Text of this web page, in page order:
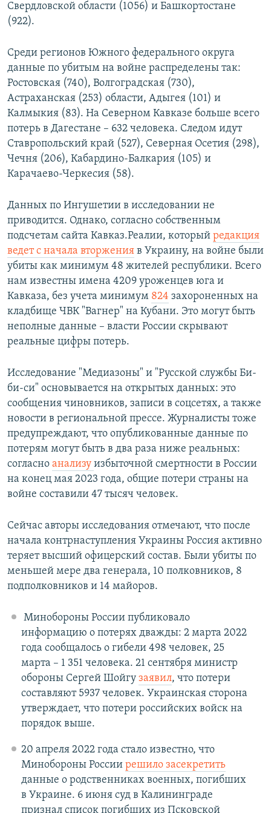
Свердловской области (1056) и Башкортостане
(922).
Среди регионов Южного федерального округа
данные по убитым на войне распределены так:
Ростовская (740), Волгоградская (730),
Астраханская (253) области, Адыгея (101) и
Калмыкия (83). На Северном Кавказе больше всего
потерь в Дагестане – 632 человека. Следом идут
Ставропольский край (527), Северная Осетия (298),
Чечня (206), Кабардино-Балкария (105) и
Карачаево-Черкесия (58).
Данных по Ингушетии в исследовании не
приводится. Однако, согласно собственным
подсчетам сайта Кавказ.Реалии, который редакция
ведет с начала вторжения в Украину, на войне были
убиты как минимум 48 жителей республики. Всего
нам известны имена 4209 уроженцев юга и
Кавказа, без учета минимум 824 захороненных на
кладбище ЧВК "Вагнер" на Кубани. Это могут быть
неполные данные – власти России скрывают
реальные цифры потерь.
Исследование "Медиазоны" и "Русской службы Би-
би-си" основывается на открытых данных: это
сообщения чиновников, записи в соцсетях, а также
новости в региональной прессе. Журналисты тоже
предупреждают, что опубликованные данные по
потерям могут быть в два раза ниже реальных:
согласно анализу избыточной смертности в России
на конец мая 2023 года, общие потери страны на
войне составили 47 тысяч человек.
Сейчас авторы исследования отмечают, что после
начала контрнаступления Украины Россия активно
теряет высший офицерский состав. Были убиты по
меньшей мере два генерала, 10 полковников, 8
подполковников и 14 майоров.
Минобороны России публиковало
информацию о потерях дважды: 2 марта 2022
года сообщалось о гибели 498 человек, 25
марта – 1 351 человека. 21 сентября министр
обороны Сергей Шойгу заявил, что потери
составляют 5937 человек. Украинская сторона
утверждает, что потери российских войск на
порядок выше.
20 апреля 2022 года стало известно, что
Минобороны России решило засекретить
данные о родственниках военных, погибших
в Украине. 6 июня суд в Калининграде
признал список погибших из Псковской